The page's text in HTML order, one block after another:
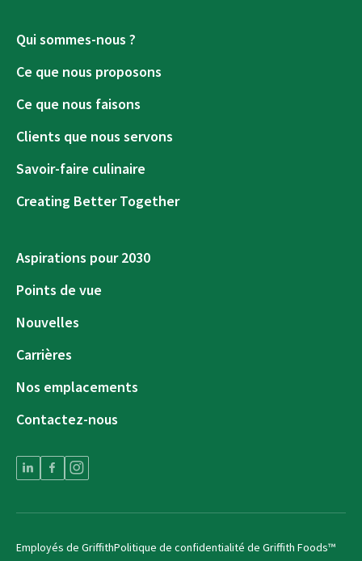
Qui sommes-nous ?
Ce que nous proposons
Ce que nous faisons
Clients que nous servons
Savoir-faire culinaire
Creating Better Together
Aspirations pour 2030
Points de vue
Nouvelles
Carrières
Nos emplacements
Contactez-nous
Employés de GriffithPolitique de confidentialité de Griffith Foods™